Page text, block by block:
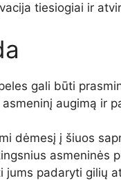
tiesiogiai ir
gali būti
augimą ir
dėmesį į šiuos
asmeninės
jums padaryti gilių